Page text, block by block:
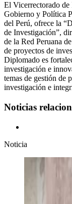
El Vicerrectorado de
Gobierno y Política
del Perú, ofrece la
de Investigación”,
de la Red Peruana
de proyectos de
Diplomado es
investigación e
temas de gestión de
investigación e
Noticias
Noticia